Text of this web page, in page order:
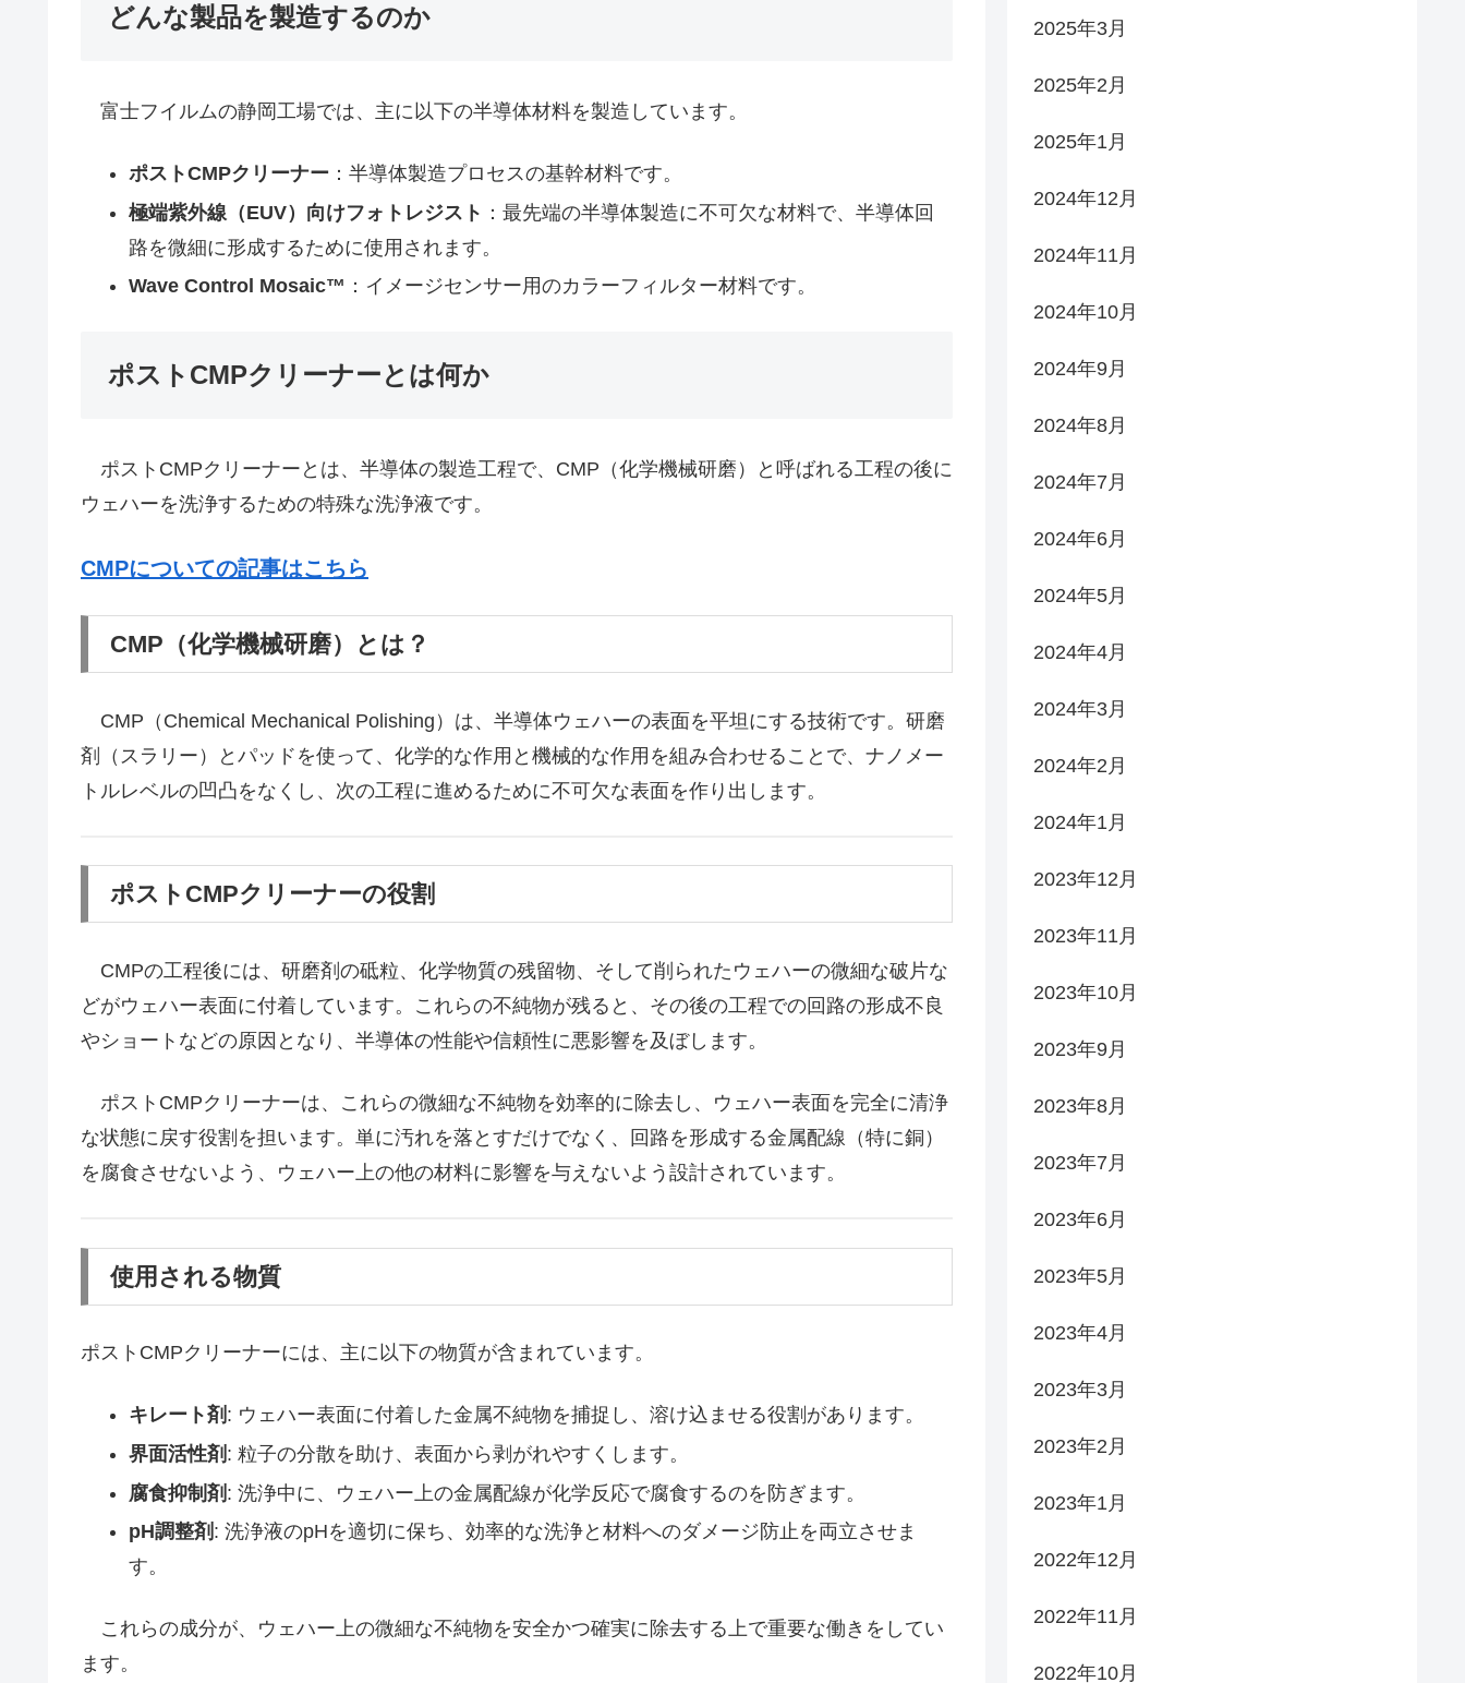
どんな製品を製造するのか
富士フイルムの静岡工場では、主に以下の半導体材料を製造しています。
ポストCMPクリーナー：半導体製造プロセスの基幹材料です。
極端紫外線（EUV）向けフォトレジスト ：最先端の半導体製造に不可欠な材料で、半導体回
路を微細に形成するために使用されます。
Wave Control Mosaic™ ：イメージセンサー用のカラーフィルター材料です。
ポストCMPクリーナーとは何か
ポストCMPクリーナーとは、半導体の製造工程で、CMP（化学機械研磨）と呼ばれる工程の後に
ウェハーを洗浄するための特殊な洗浄液です。
CMPについての記事はこちら
CMP（化学機械研磨）とは？
CMP（Chemical Mechanical Polishing）は、半導体ウェハーの表面を平坦にする技術です。研磨
剤（スラリー）とパッドを使って、化学的な作用と機械的な作用を組み合わせることで、ナノメー
トルレベルの凹凸をなくし、次の工程に進めるために不可欠な表面を作り出します。
ポストCMPクリーナーの役割
CMPの工程後には、研磨剤の砥粒、化学物質の残留物、そして削られたウェハーの微細な破片な
どがウェハー表面に付着しています。これらの不純物が残ると、その後の工程での回路の形成不良
やショートなどの原因となり、半導体の性能や信頼性に悪影響を及ぼします。
ポストCMPクリーナーは、これらの微細な不純物を効率的に除去し、ウェハー表面を完全に清浄
な状態に戻す役割を担います。単に汚れを落とすだけでなく、回路を形成する金属配線（特に銅）
を腐食させないよう、ウェハー上の他の材料に影響を与えないよう設計されています。
使用される物質
ポストCMPクリーナーには、主に以下の物質が含まれています。
キレート剤 : ウェハー表面に付着した金属不純物を捕捉し、溶け込ませる役割があります。
界面活性剤 : 粒子の分散を助け、表面から剥がれやすくします。
腐食抑制剤 : 洗浄中に、ウェハー上の金属配線が化学反応で腐食するのを防ぎます。
pH調整剤 : 洗浄液のpHを適切に保ち、効率的な洗浄と材料へのダメージ防止を両立させま
す。
これらの成分が、ウェハー上の微細な不純物を安全かつ確実に除去する上で重要な働きをしてい
ます。
2025年3月
2025年2月
2025年1月
2024年12月
2024年11月
2024年10月
2024年9月
2024年8月
2024年7月
2024年6月
2024年5月
2024年4月
2024年3月
2024年2月
2024年1月
2023年12月
2023年11月
2023年10月
2023年9月
2023年8月
2023年7月
2023年6月
2023年5月
2023年4月
2023年3月
2023年2月
2023年1月
2022年12月
2022年11月
2022年10月